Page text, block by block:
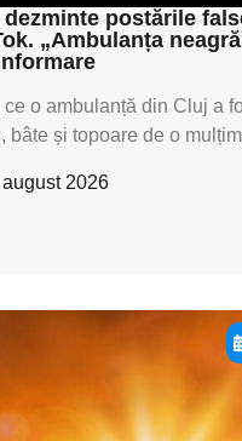
dezminte postările
„Ambulanța
ce o ambulanță din Cluj a
bâte și topoare de o
2026
aici